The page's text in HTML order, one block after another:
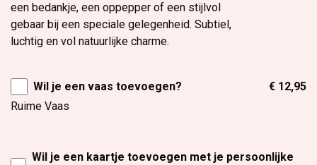
een bedankje, een oppepper of een stijlvol
gebaar bij een speciale gelegenheid. Subtiel,
luchtig en vol natuurlijke charme.
Wil je een vaas toevoegen?
Ruime Vaas
€ 12,95
Wil je een kaartje toevoegen met je persoonlijke